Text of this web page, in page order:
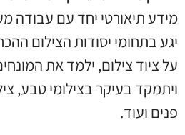
מידע תיאורטי יחד עם עבודה
יגע בתחומי יסודות הצילום
על ציוד צילום, ילמד את
ויתמקד בעיקר בצילומי טבע,
פנים ועוד.